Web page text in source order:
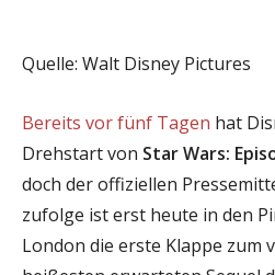
Quelle: Walt Disney Pictures
Bereits vor fünf Tagen hat
Drehstart von Star Wars:
doch der offiziellen
zufolge ist erst heute in den
London die erste Klappe zum